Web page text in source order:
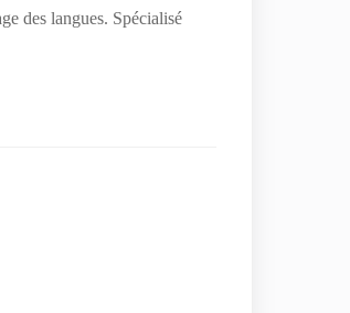
des langues. Spécialisé